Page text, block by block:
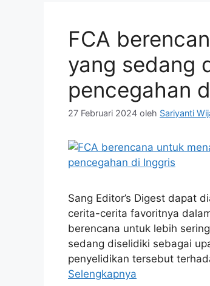
FCA
yang sedang
pencegahan
27 Februari 2024 oleh Sariyanti
Sang Editor’s Digest dapat
cerita-cerita favoritnya
berencana untuk lebih
sedang diselidiki sebagai
penyelidikan tersebut
Selengkapnya